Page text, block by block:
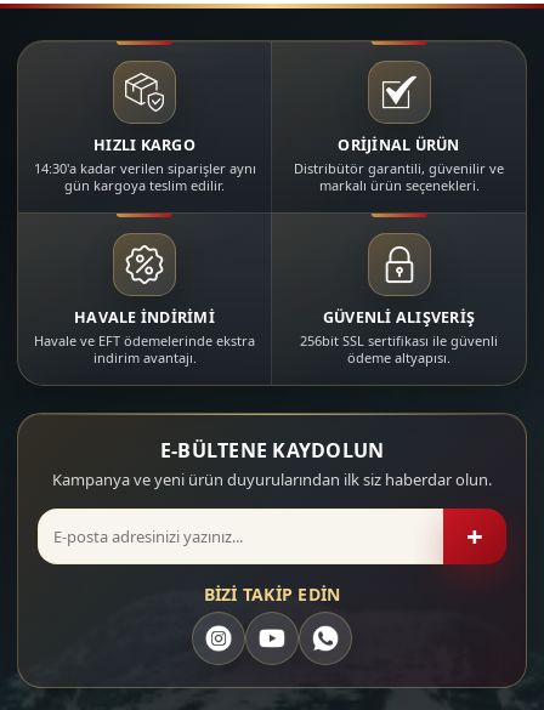
HIZLI KARGO
14:30'a kadar verilen siparişler aynı
gün kargoya teslim edilir.
ORİJİNAL ÜRÜN
Distribütör garantili, güvenilir ve
markalı ürün seçenekleri.
HAVALE İNDİRİMİ
Havale ve EFT ödemelerinde ekstra
indirim avantajı.
GÜVENLİ ALIŞVERİŞ
256bit SSL sertifikası ile güvenli
ödeme altyapısı.
E-BÜLTENE KAYDOLUN
Kampanya ve yeni ürün duyurularından ilk siz haberdar olun.
+
BİZİ TAKİP EDİN